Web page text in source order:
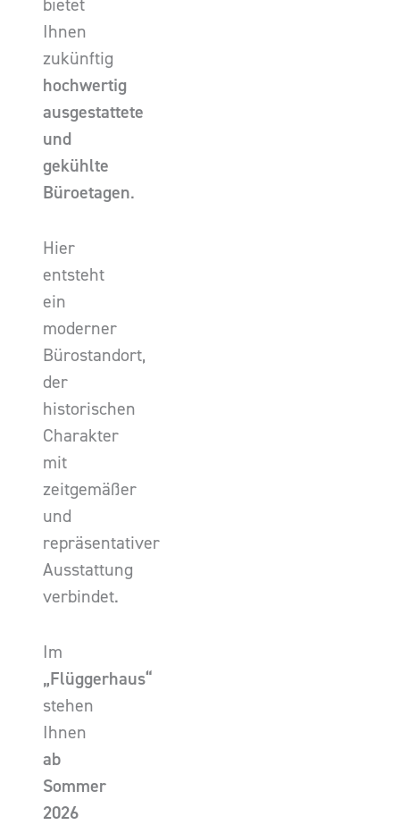
bietet
Ihnen
zukünftig
hochwertig
ausgestattete
und
gekühlte
Büroetagen.
Hier
entsteht
ein
moderner
Bürostandort,
der
historischen
Charakter
mit
zeitgemäßer
und
repräsentativer
Ausstattung
verbindet.
Im
„Flüggerhaus“
stehen
Ihnen
ab
Sommer
2026